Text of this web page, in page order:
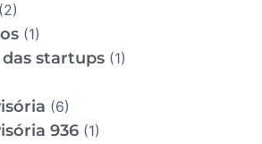
(2)
(1)
startups (1)
(6)
936 (1)